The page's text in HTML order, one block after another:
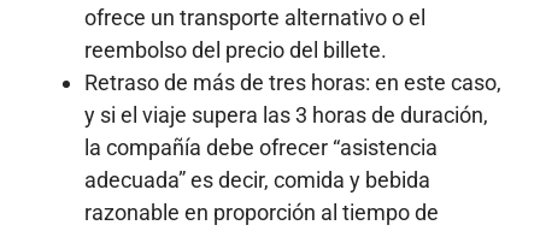
ofrece un transporte alternativo o el
reembolso del precio del billete.
Retraso de más de tres horas: en este caso,
y si el viaje supera las 3 horas de duración,
la compañía debe ofrecer “asistencia
adecuada” es decir, comida y bebida
razonable en proporción al tiempo de